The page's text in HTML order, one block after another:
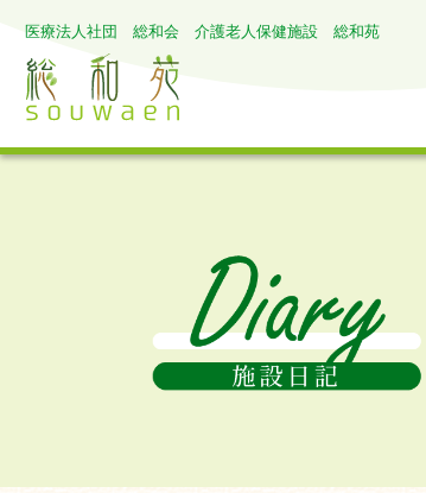
医療法人社団 総和会 介護老人保健施設 総和苑